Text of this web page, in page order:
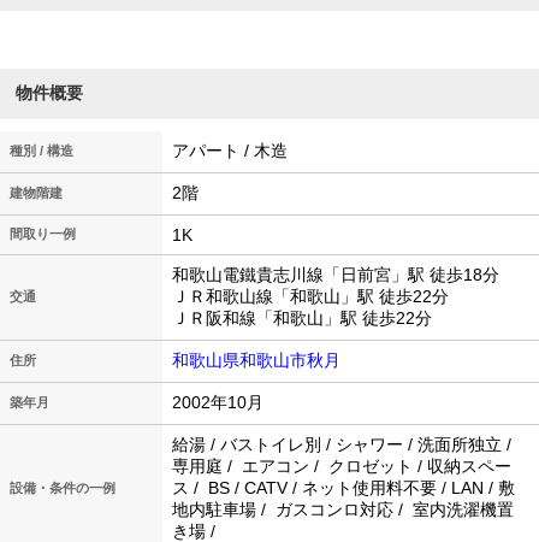
物件概要
種別 / 構造 アパート / 木造
建物階建 2階
間取り一例 1K
交通
和歌山電鐵貴志川線「日前宮」駅 徒歩18分
ＪＲ和歌山線「和歌山」駅 徒歩22分
ＪＲ阪和線「和歌山」駅 徒歩22分
住所 和歌山県和歌山市秋月
築年月 2002年10月
設備・条件の一例
給湯 / バストイレ別 / シャワー / 洗面所独立 /
専用庭 / エアコン / クロゼット / 収納スペー
ス / BS / CATV / ネット使用料不要 / LAN / 敷
地内駐車場 / ガスコンロ対応 / 室内洗濯機置
き場 /